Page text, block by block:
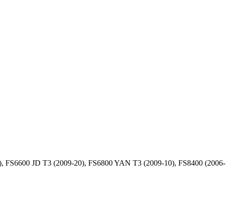
FS6600 JD T3 (2009-20), FS6800 YAN T3 (2009-10), FS8400 (2006-